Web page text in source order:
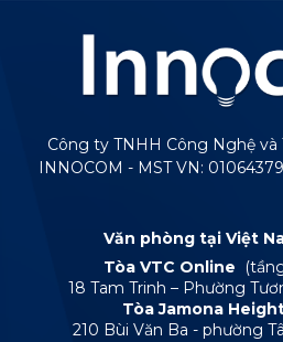
Công ty TNHH Công Nghệ và
INNOCOM - MST VN:
Văn phòng tại Việt
Tòa VTC Online
18 Tam Trinh – Phường
Tòa Jamona
210 Bùi Văn Ba - phường